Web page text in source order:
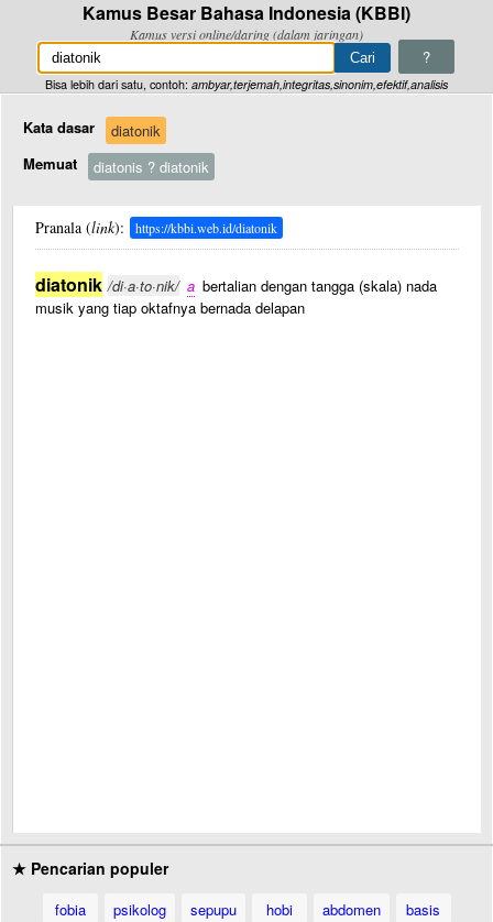
Kamus Besar Bahasa Indonesia (KBBI)
Kamus versi online/daring (dalam jaringan)
?
Bisa lebih dari satu, contoh: ambyar,terjemah,integritas,sinonim,efektif,analisis
Kata dasar
diatonik
Memuat
diatonis ? diatonik
Pranala (link): https://kbbi.web.id/diatonik
diatonik /di·a·to·nik/ a bertalian dengan tangga (skala) nada
musik yang tiap oktafnya bernada delapan
★ Pencarian populer
fobia psikolog sepupu hobi abdomen
basis